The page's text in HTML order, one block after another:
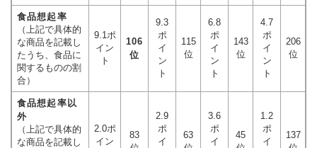
食品想起率
（上記で具体的
な商品を記載し
たうち、食品に
関するものの割
合）
9.1ポ
イン
ト
106
位
9.3
ポ
イ
ン
ト
115
位
6.8
ポ
イ
ン
ト
143
位
4.7
ポ
イ
ン
ト
206
位
食品想起率以
外
（上記で具体的
な商品を記載し
2.0ポ
イン
83
2.9
ポ
イ
63
3.6
ポ
イ
45
1.2
ポ
イ
137